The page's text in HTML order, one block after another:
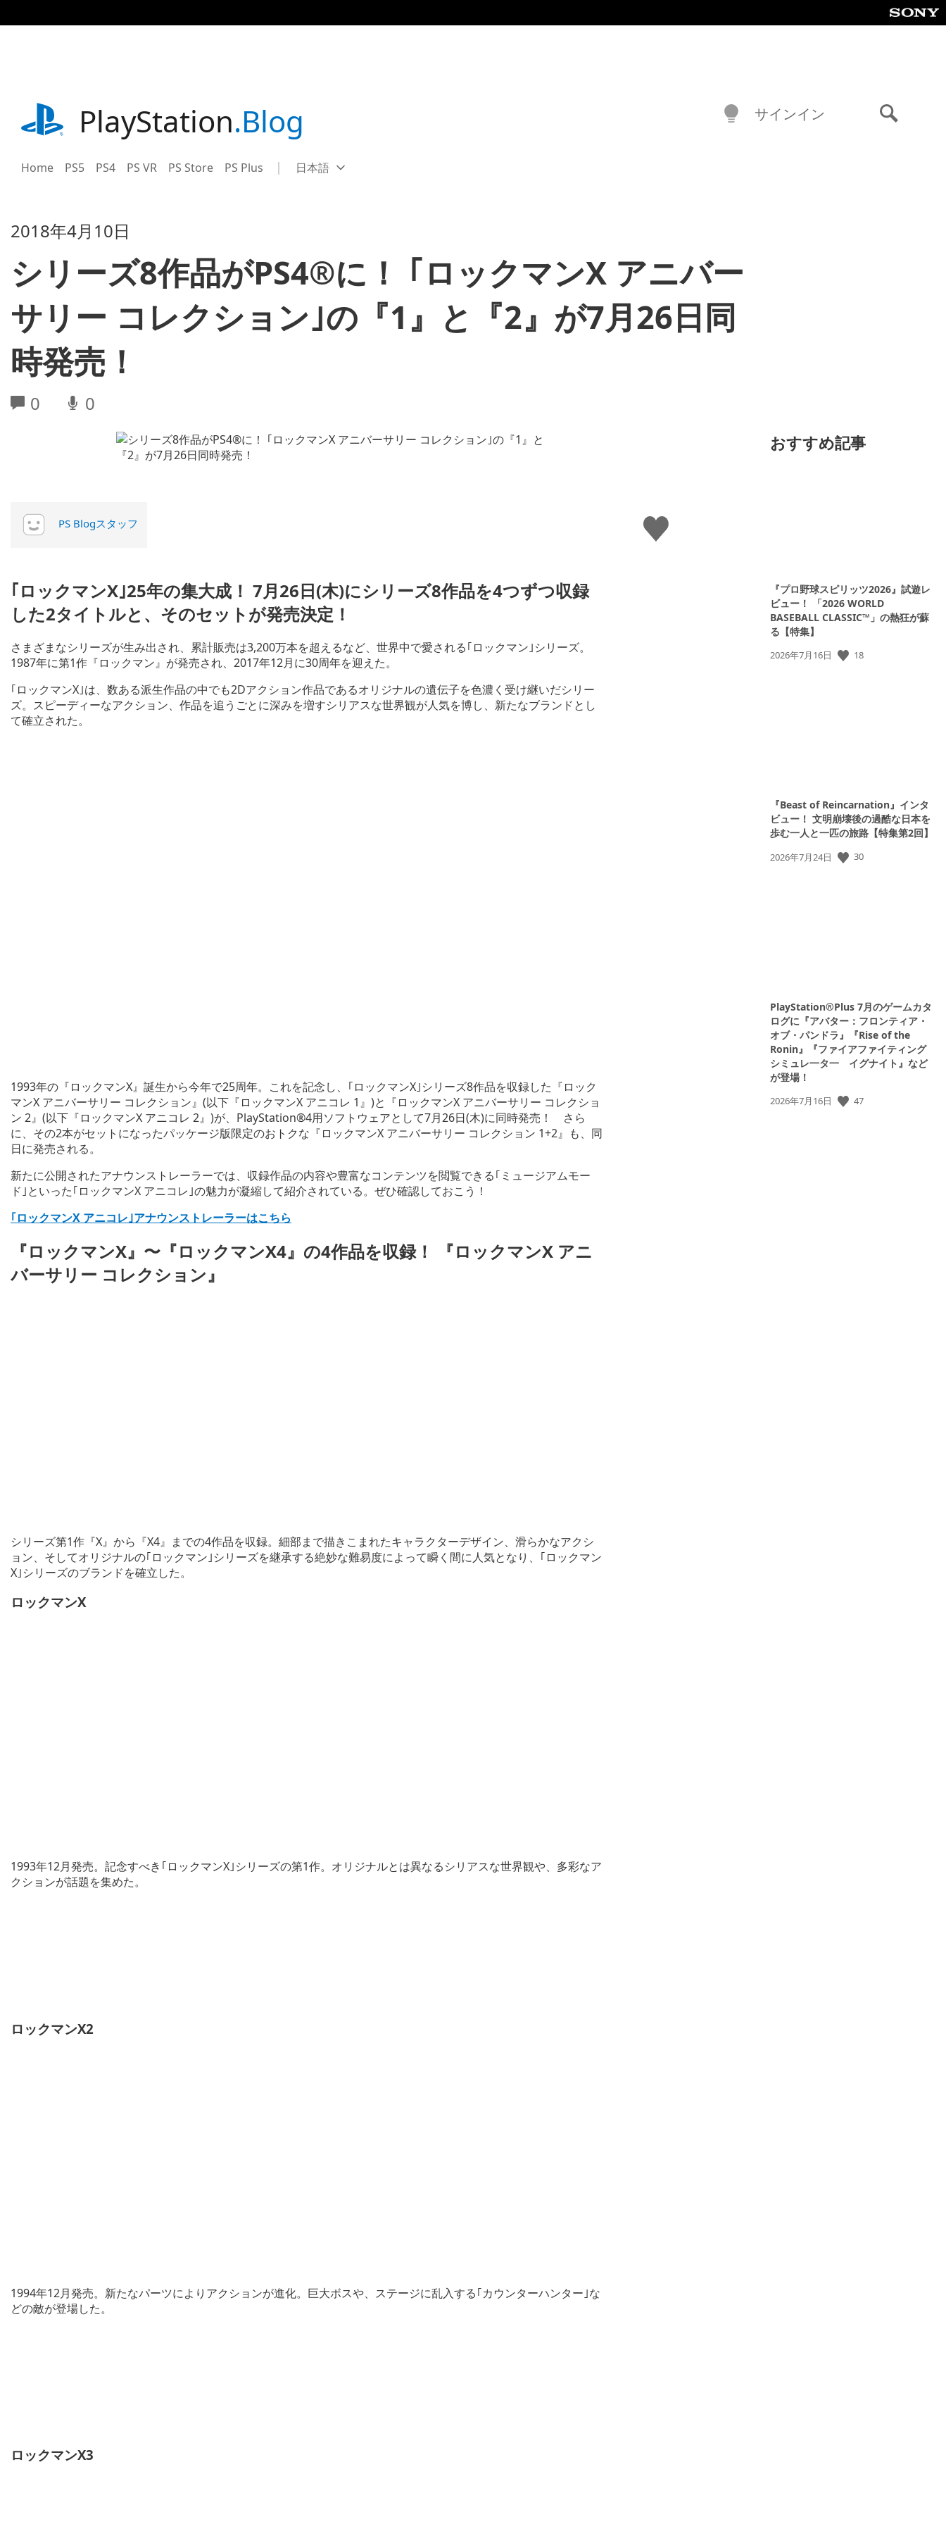
事
playstation.comPlayStation.Blog
Home PS5 PS4 PS VR PS Store PS Plus Select
Current
日本語
サインイン
2018年4月10日
シリーズ8作品がPS4®に！ ｢ロックマンX アニバー
サリー コレクション｣の『1』と『2』が7月26日同
時発売！
0 0
い
い
PS Blogスタッフ
｢ロックマンX｣25年の集大成！ 7月26日(木)にシリーズ8作品を4つずつ収録
した2タイトルと、そのセットが発売決定！
さまざまなシリーズが生み出され、累計販売は3,200万本を超えるなど、世界中で愛される｢ロックマン｣シリーズ。
1987年に第1作『ロックマン』が発売され、2017年12月に30周年を迎えた。
｢ロックマンX｣は、数ある派生作品の中でも2Dアクション作品であるオリジナルの遺伝子を色濃く受け継いだシリー
ズ。スピーディーなアクション、作品を追うごとに深みを増すシリアスな世界観が人気を博し、新たなブランドとし
て確立された。
1993年の『ロックマンX』誕生から今年で25周年。これを記念し、｢ロックマンX｣シリーズ8作品を収録した『ロック
マンX アニバーサリー コレクション』(以下『ロックマンX アニコレ 1』)と『ロックマンX アニバーサリー コレクショ
ン 2』(以下『ロックマンX アニコレ 2』)が、PlayStation®4用ソフトウェアとして7月26日(木)に同時発売！ さら
に、その2本がセットになったパッケージ版限定のおトクな『ロックマンX アニバーサリー コレクション 1+2』も、同
日に発売される。
新たに公開されたアナウンストレーラーでは、収録作品の内容や豊富なコンテンツを閲覧できる｢ミュージアムモー
ド｣といった｢ロックマンX アニコレ｣の魅力が凝縮して紹介されている。ぜひ確認しておこう！
｢ロックマンX アニコレ｣アナウンストレーラーはこちら
『ロックマンX』〜『ロックマンX4』の4作品を収録！ 『ロックマンX アニ
バーサリー コレクション』
シリーズ第1作『X』から『X4』までの4作品を収録。細部まで描きこまれたキャラクターデザイン、滑らかなアクシ
ョン、そしてオリジナルの｢ロックマン｣シリーズを継承する絶妙な難易度によって瞬く間に人気となり、｢ロックマン
X｣シリーズのブランドを確立した。
ロックマンX
1993年12月発売。記念すべき｢ロックマンX｣シリーズの第1作。オリジナルとは異なるシリアスな世界観や、多彩なア
クションが話題を集めた。
ロックマンX2
1994年12月発売。新たなパーツによりアクションが進化。巨大ボスや、ステージに乱入する｢カウンターハンター｣な
どの敵が登場した。
ロックマンX3
おすすめ記事
『プロ野球スピリッツ2026』試遊レ
ビュー！ 「2026 WORLD
BASEBALL CLASSIC™」の熱狂が蘇
る【特集】
公
2026年7月16日 18
『Beast of Reincarnation』インタ
ビュー！ 文明崩壊後の過酷な日本を
歩む一人と一匹の旅路【特集第2回】
公
2026年7月24日 30
PlayStation®Plus 7月のゲームカタ
ログに『アバター：フロンティア・
オブ・パンドラ』『Rise of the
Ronin』『ファイアファイティング
シミュレ一タ一 イグナイト』など
が登場！
公
2026年7月16日 47